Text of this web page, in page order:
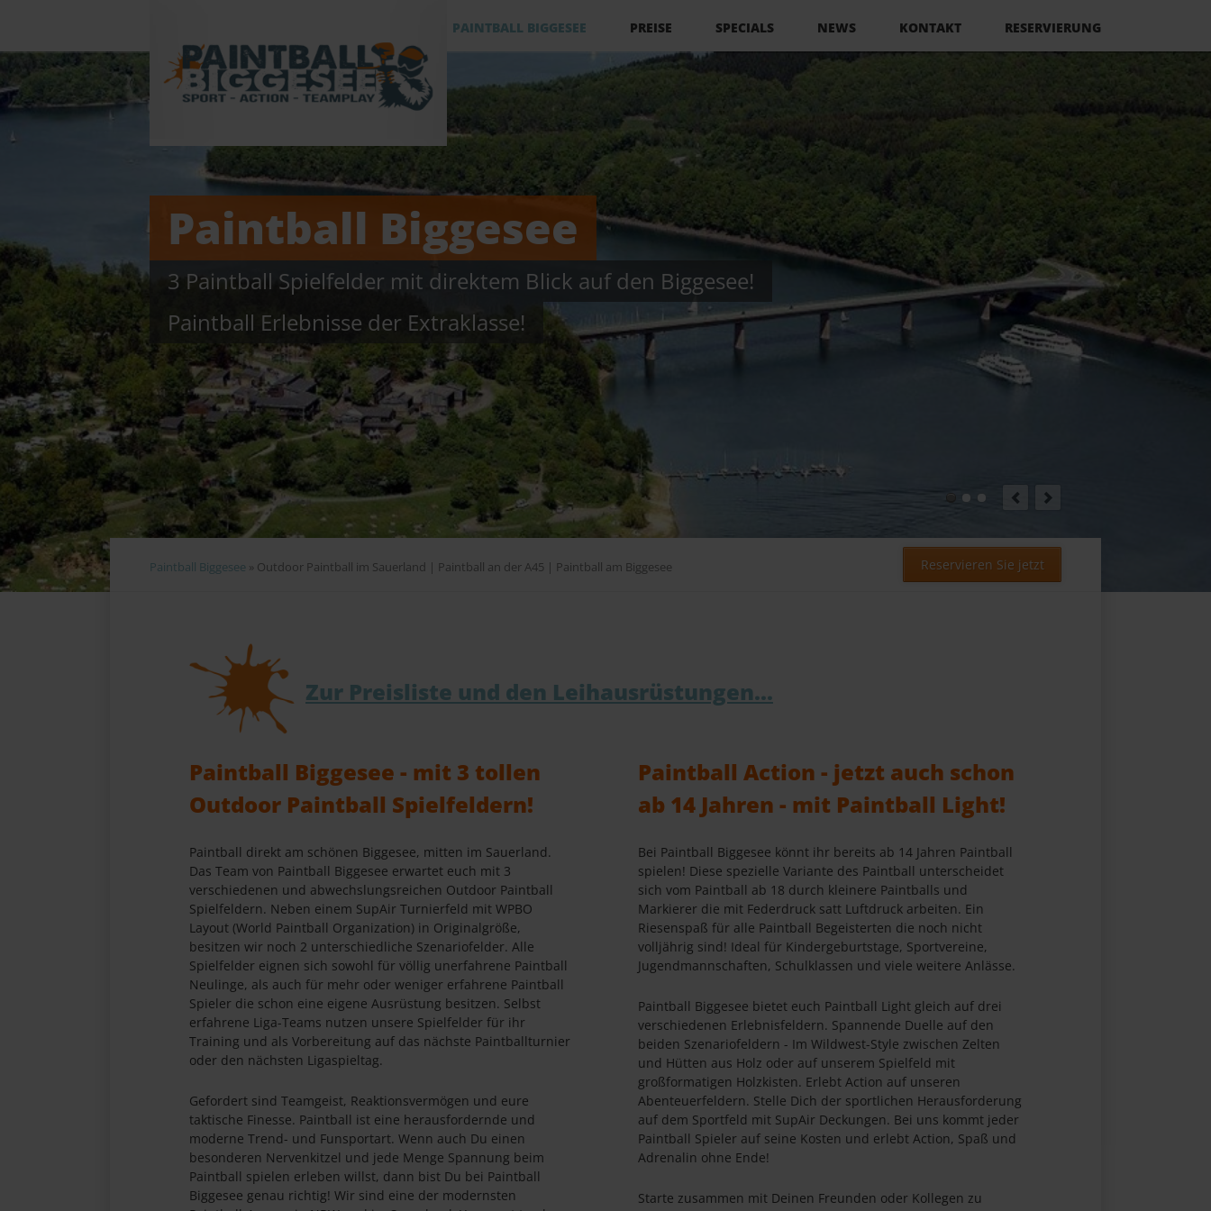
überspringen
PAINTBALL BIGGESEE PREISE SPECIALS NEWS KONTAKT
RESERVIERUNG
Navigation
überspringen
Paintball Biggesee
3 Paintball Spielfelder mit direktem Blick auf den Biggesee!
Paintball Erlebnisse der Extraklasse!
Paintball Biggesee3 Paintball Spielfelder mit direktem Blick auf den Biggesee! Paintball Erlebnisse der Extraklasse!
Paintball BiggeseePaintball & ArrowTag Action im Sauerland! Outdoor Paintball in Olpe erleben!
Paintball Biggesee3 verschiedene Spielfelder bieten maximale Abwechslung! WPBO SupAir Turnierfeld & 2 coole Szenariofelder!
Paintball Biggesee » Outdoor Paintball im Sauerland | Paintball an der A45 | Paintball am Biggesee Reservieren Sie jetzt
Zur Preisliste und den Leihausrüstungen...
Paintball Biggesee - mit 3 tollen
Outdoor Paintball Spielfeldern!
Paintball direkt am schönen Biggesee, mitten im Sauerland.
Das Team von Paintball Biggesee erwartet euch mit 3
verschiedenen und abwechslungsreichen Outdoor Paintball
Spielfeldern. Neben einem SupAir Turnierfeld mit WPBO
Layout (World Paintball Organization) in Originalgröße,
besitzen wir noch 2 unterschiedliche Szenariofelder. Alle
Spielfelder eignen sich sowohl für völlig unerfahrene Paintball
Neulinge, als auch für mehr oder weniger erfahrene Paintball
Spieler die schon eine eigene Ausrüstung besitzen. Selbst
erfahrene Liga-Teams nutzen unsere Spielfelder für ihr
Training und als Vorbereitung auf das nächste Paintballturnier
oder den nächsten Ligaspieltag.
Gefordert sind Teamgeist, Reaktionsvermögen und eure
taktische Finesse. Paintball ist eine herausfordernde und
moderne Trend- und Funsportart. Wenn auch Du einen
besonderen Nervenkitzel und jede Menge Spannung beim
Paintball spielen erleben willst, dann bist Du bei Paintball
Biggesee genau richtig! Wir sind eine der modernsten
Paintball Action - jetzt auch schon
ab 14 Jahren - mit Paintball Light!
Bei Paintball Biggesee könnt ihr bereits ab 14 Jahren Paintball
spielen! Diese spezielle Variante des Paintball unterscheidet
sich vom Paintball ab 18 durch kleinere Paintballs und
Markierer die mit Federdruck satt Luftdruck arbeiten. Ein
Riesenspaß für alle Paintball Begeisterten die noch nicht
volljährig sind! Ideal für Kindergeburtstage, Sportvereine,
Jugendmannschaften, Schulklassen und viele weitere Anlässe.
Paintball Biggesee bietet euch Paintball Light gleich auf drei
verschiedenen Erlebnisfeldern. Spannende Duelle auf den
beiden Szenariofeldern - Im Wildwest-Style zwischen Zelten
und Hütten aus Holz oder auf unserem Spielfeld mit
großformatigen Holzkisten. Erlebt Action auf unseren
Abenteuerfeldern. Stelle Dich der sportlichen Herausforderung
auf dem Sportfeld mit SupAir Deckungen. Bei uns kommt jeder
Paintball Spieler auf seine Kosten und erlebt Action, Spaß und
Adrenalin ohne Ende!
Starte zusammen mit Deinen Freunden oder Kollegen zu